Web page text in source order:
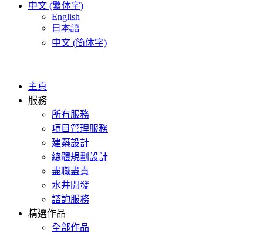
中文 (繁体字)
English
日本語
中文 (简体字)
主頁
服務
所有服務
項目管理服務
建築設計
總體規劃設計
盡職盡責
水井開發
諮詢服務
精選作品
全部作品